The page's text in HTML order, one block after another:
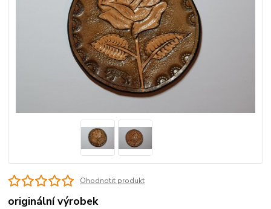
Ohodnotit produkt
originální výrobek